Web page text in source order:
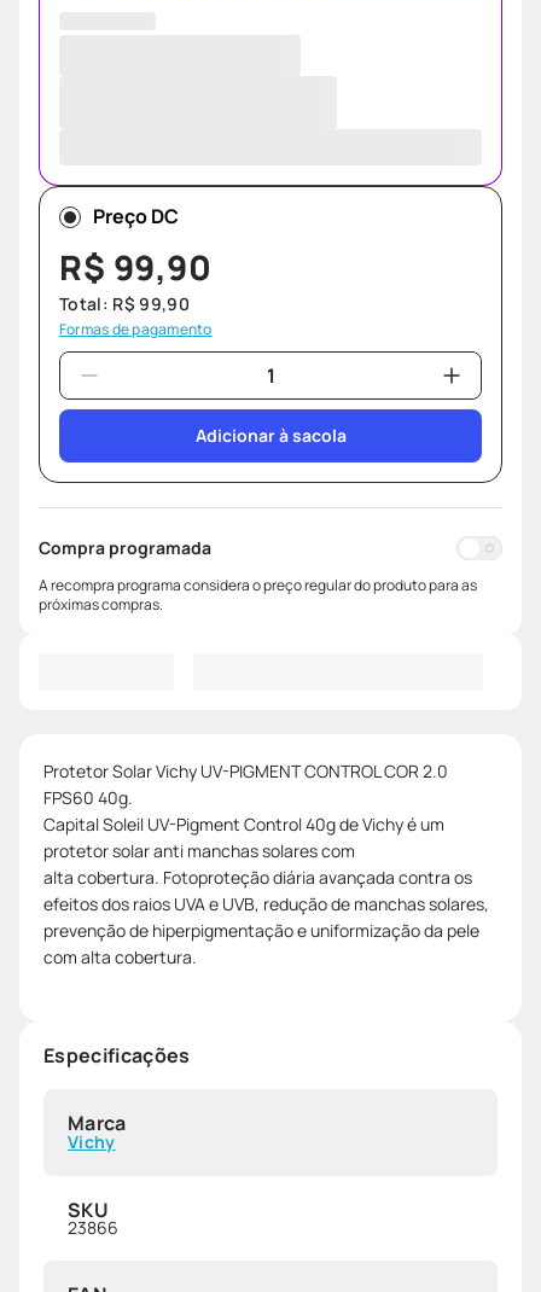
Preço DC
R$ 99,90
Total: R$ 99,90
Formas de pagamento
Adicionar à sacola
Compra programada
A recompra programa considera o preço regular do produto para as
próximas compras.
Protetor Solar Vichy UV-PIGMENT CONTROL COR 2.0
FPS60 40g.
Capital Soleil UV-Pigment Control 40g de Vichy é um
protetor solar anti manchas solares com
alta cobertura. Fotoproteção diária avançada contra os
efeitos dos raios UVA e UVB, redução de manchas solares,
prevenção de hiperpigmentação e uniformização da pele
com alta cobertura.
Especificações
Marca
Vichy
SKU
23866